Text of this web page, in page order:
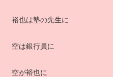
裕也は塾の先生に
空は銀行員に
空が裕也に